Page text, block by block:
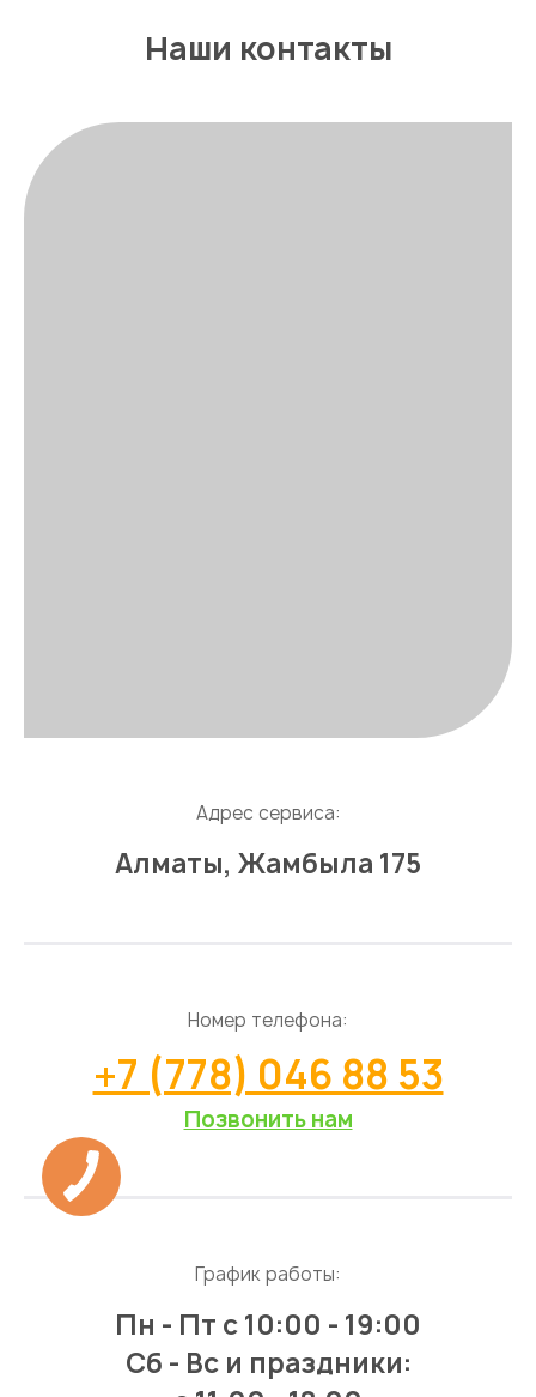
Наши контакты
Адрес сервиса:
Алматы, Жамбыла 175
Номер телефона:
+7 (778) 046 88 53
Позвонить нам
График работы:
Пн - Пт с 10:00 - 19:00
Сб - Вс и праздники: